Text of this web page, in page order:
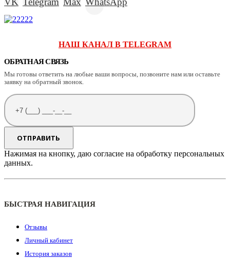
НАШ КАНАЛ В TELEGRAM
ОБРАТНАЯ СВЯЗЬ
Мы готовы ответить на любые ваши вопросы, позвоните нам или оставьте
заявку на обратный звонок.
Нажимая на кнопку, даю согласие на обработку персональных
данных.
БЫСТРАЯ НАВИГАЦИЯ
Отзывы
Личный кабинет
История заказов